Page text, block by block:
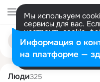
Мы используем
сервисы для вас.
настроить cookie-
представитель.
Разрешить все
Поиск
людям
natalya nevolina
Люди325
Информация о
на платформе —